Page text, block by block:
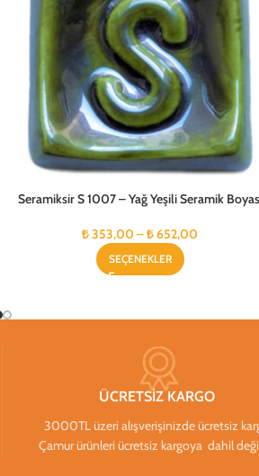
Seramiksir S 1007 – Yağ Yeşili Seramik
₺353,00 –₺652,00
SEÇENEKLER
ÜCRETSİZ KARGO
3000TL üzeri alışverişinizde ücretsiz
Çamur ürünleri ücretsiz kargoya dahil